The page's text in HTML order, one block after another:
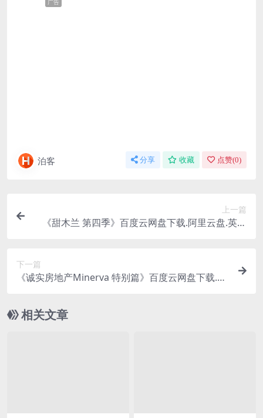
广告
泊客 分享 收藏 点赞(0)
上一篇
《甜木兰 第四季》百度云网盘下载.阿里云盘.英语
下一篇
《诚实房地产Minerva 特别篇》百度云网盘下载.阿
相关文章